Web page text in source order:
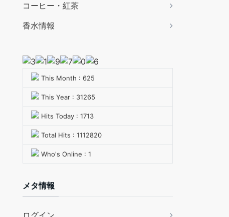
コーヒー・紅茶
香水情報
This Month : 625
This Year : 31265
Hits Today : 1713
Total Hits : 1112820
Who's Online : 1
メタ情報
ログイン